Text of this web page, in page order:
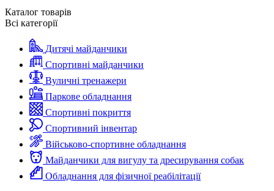
Каталог товарів
Всі категорії
Дитячі майданчики
Спортивні майданчики
Вуличні тренажери
Паркове обладнання
Спортивні покриття
Спортивний інвентар
Військово-спортивне обладнання
Майданчики для вигулу та дресирування собак
Обладнання для фізичної реабілітації